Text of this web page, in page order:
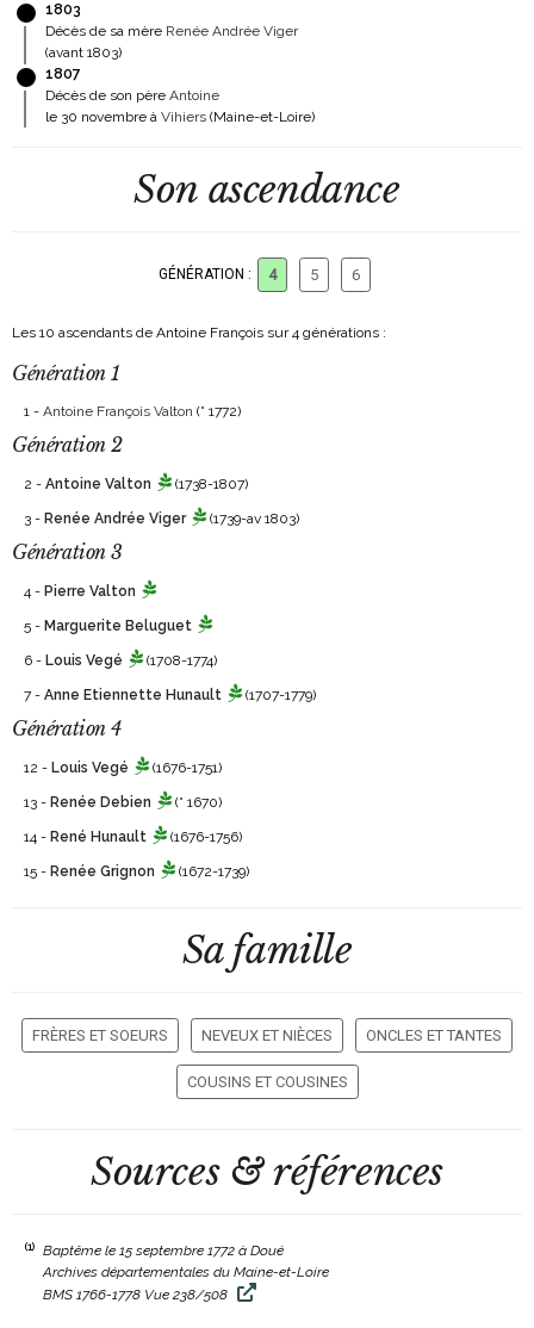
1803
Décès de sa mère Renée Andrée Viger
(avant 1803)
1807
Décès de son père Antoine
le 30 novembre à Vihiers (Maine-et-Loire)
Son ascendance
GÉNÉRATION : 4 5 6
Les 10 ascendants de Antoine François sur 4 générations :
Génération 1
1 - Antoine François Valton (° 1772)
Génération 2
2 - Antoine Valton (1738-1807)
3 - Renée Andrée Viger (1739-av 1803)
Génération 3
4 - Pierre Valton
5 - Marguerite Beluguet
6 - Louis Vegé (1708-1774)
7 - Anne Etiennette Hunault (1707-1779)
Génération 4
12 - Louis Vegé (1676-1751)
13 - Renée Debien (° 1670)
14 - René Hunault (1676-1756)
15 - Renée Grignon (1672-1739)
Sa famille
FRÈRES ET SOEURS NEVEUX ET NIÈCES ONCLES ET TANTES
COUSINS ET COUSINES
Sources & références
(1)
Baptême le 15 septembre 1772 à Doué
Archives départementales du Maine-et-Loire
BMS 1766-1778 Vue 238/508